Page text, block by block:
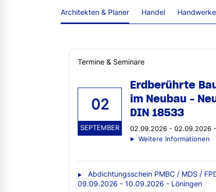
Architekten & Planer Handel
Termine & Seminare
02
SEPTEMBER
Erdberührte
im Neubau -
DIN 18533
02.09.2026 - 02.09.2026
Weitere Informationen
Abdichtungsschein PMBC / MDS /
09.09.2026 - 10.09.2026 - Löningen